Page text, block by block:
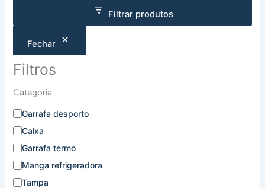
Filtrar produtos
Fechar
Filtros
Categoria
Garrafa desporto
Caixa
Garrafa termo
Manga refrigeradora
Tampa